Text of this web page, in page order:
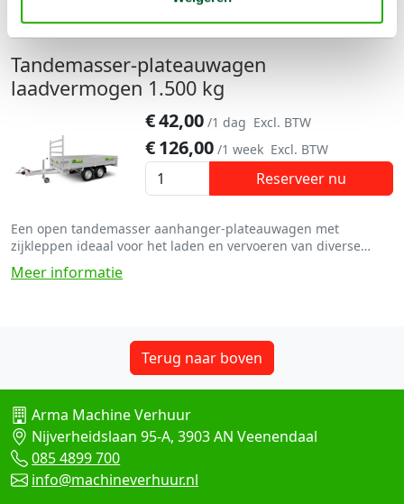
Tandemasser-plateauwagen
laadvermogen 1.500 kg
€42,00 /1 dag Excl. BTW
€126,00 /1 week Excl. BTW
Reserveer nu
Een open tandemasser aanhanger-plateauwagen met
zijkleppen ideaal voor het laden en vervoeren van diverse
materialen laadvermogen 1.500 kg. Halve dag 25 % korting!
Meer informatie
Terug naar boven
Arma Machine Verhuur
Nijverheidslaan 95-A, 3903 AN Veenendaal
085 4899 700
info@machineverhuur.nl